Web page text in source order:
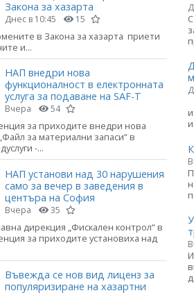
Закона за хазарта
Днес в 10:45 15
в Закона за хазарта приети
и...
НАП внедри нова
функционалност в електронната
услуга за подаване на SAF-T
Вчера 54
за приходите внедри нова
за материални запаси“ в
-...
НАП установи над 30 нарушения
само за вечер в заведения в
центъра на София
Вчера 35
дирекция „Фискален контрол“ в
за приходите установиха над
Въвежда се нов вид лиценз за
популяризиране на хазартни